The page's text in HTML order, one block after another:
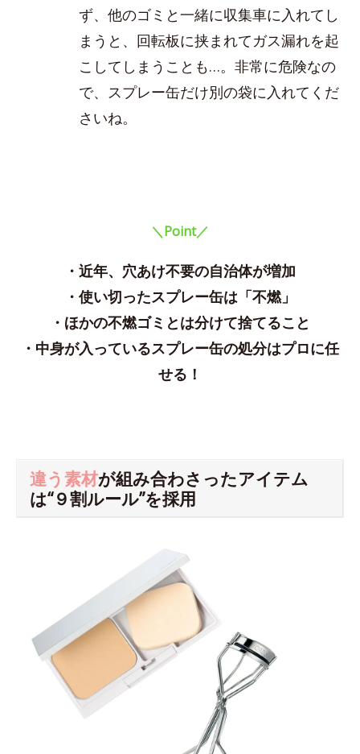
ず、他のゴミと一緒に収集車に入れてし
まうと、回転板に挟まれてガス漏れを起
こしてしまうことも…。非常に危険なの
で、スプレー缶だけ別の袋に入れてくだ
さいね。
＼Point／
・近年、穴あけ不要の自治体が増加
・使い切ったスプレー缶は「不燃」
・ほかの不燃ゴミとは分けて捨てること
・中身が入っているスプレー缶の処分はプロに任
せる！
違う素材が組み合わさったアイテム
は“９割ルール”を採用